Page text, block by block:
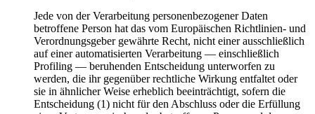
Jede von der Verarbeitung personenbezogener Daten
betroffene Person hat das vom Europäischen Richtlinien- und
Verordnungsgeber gewährte Recht, nicht einer ausschließlich
auf einer automatisierten Verarbeitung — einschließlich
Profiling — beruhenden Entscheidung unterworfen zu
werden, die ihr gegenüber rechtliche Wirkung entfaltet oder
sie in ähnlicher Weise erheblich beeinträchtigt, sofern die
Entscheidung (1) nicht für den Abschluss oder die Erfüllung